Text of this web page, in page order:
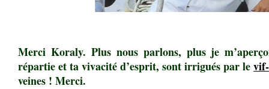
Merci Koraly. Plus nous parlons, plus je
répartie et ta vivacité d’esprit, sont irrigués par le
veines ! Merci.